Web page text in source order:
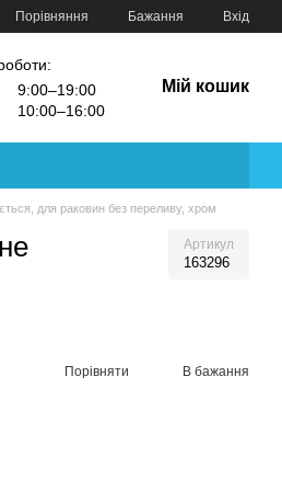
Порівняння Бажання Вхід
9:00–19:00
10:00–16:00
Мій кошик
для раковин без переливу, хром
Артикул
163296
Порівняти В бажання